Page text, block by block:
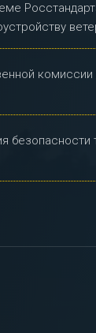
комиссии
безопасности